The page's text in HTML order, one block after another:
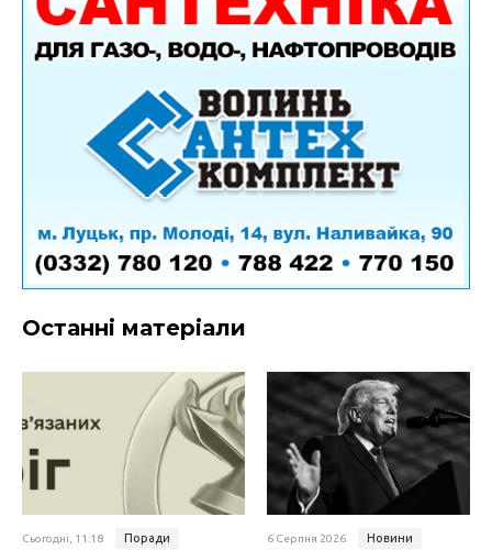
Останні матеріали
Сьогодні, 11:18 Поради 6 Серпня 2026 Новини